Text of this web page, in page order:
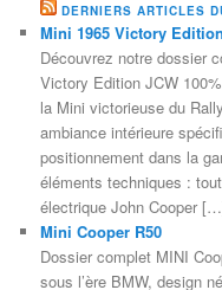
DERNIERS ARTICLES
Mini 1965 Victory
Découvrez notre dossier
Victory Edition JCW
la Mini victorieuse du
ambiance intérieure
positionnement dans la
éléments techniques :
électrique John Cooper
Mini Cooper R50
Dossier complet MINI
sous l’ère BMW, design